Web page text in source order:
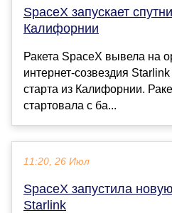
SpaceX запускает
Калифорнии
Ракета SpaceX вывела на
интернет-созвездия
старта из Калифорнии.
стартовала с ба...
11:20, 26 Июл
SpaceX запустила
Starlink